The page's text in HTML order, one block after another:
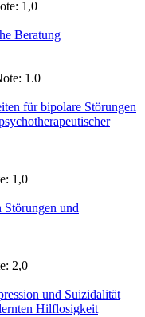
1,0
Beratung
1.0
für bipolare Störungen
1,0
Störungen und
2,0
und Suizidalität
Hilflosigkeit